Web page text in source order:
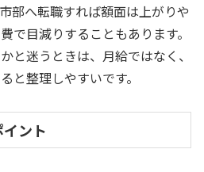
部へ転職すれば額面は上がりや
で目減りすることもあります。
と迷うときは、月給ではなく、
と整理しやすいです。
ント